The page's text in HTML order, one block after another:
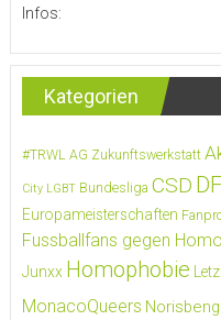
Infos:
Kategorien
#TRWL AG Zukunftswerkstatt
City LGBT Bundesliga CSD
Europameisterschaften
Fussballfans gegen
Junxx Homophobie
MonacoQueers